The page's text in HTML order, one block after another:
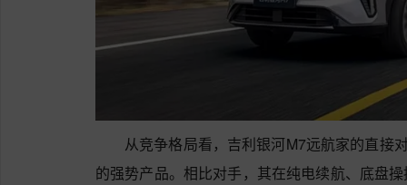
从竞争格局看，吉利银河M7远航家的直接
的强势产品。相比对手，其在纯电续航、底盘